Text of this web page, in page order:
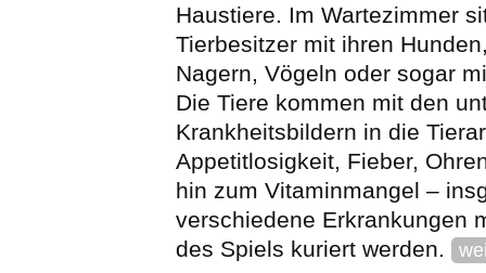
Haustiere. Im Wartezimmer
Tierbesitzer mit ihren
Nagern, Vögeln oder sogar
Die Tiere kommen mit den
Krankheitsbildern in die
Appetitlosigkeit, Fieber,
hin zum Vitaminmangel –
verschiedene Erkrankungen
des Spiels kuriert werden.